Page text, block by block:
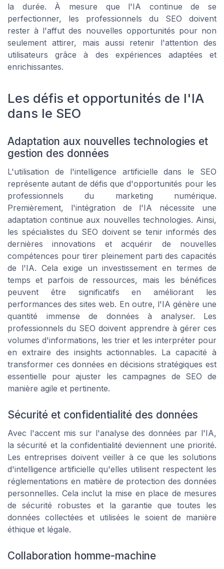
la durée. À mesure que l'IA continue de se
perfectionner, les professionnels du SEO doivent
rester à l'affut des nouvelles opportunités pour non
seulement attirer, mais aussi retenir l'attention des
utilisateurs grâce à des expériences adaptées et
enrichissantes.
Les défis et opportunités de l'IA
dans le SEO
Adaptation aux nouvelles technologies et
gestion des données
L'utilisation de l'intelligence artificielle dans le SEO
représente autant de défis que d'opportunités pour les
professionnels du marketing numérique.
Premièrement, l'intégration de l'IA nécessite une
adaptation continue aux nouvelles technologies. Ainsi,
les spécialistes du SEO doivent se tenir informés des
dernières innovations et acquérir de nouvelles
compétences pour tirer pleinement parti des capacités
de l'IA. Cela exige un investissement en termes de
temps et parfois de ressources, mais les bénéfices
peuvent être significatifs en améliorant les
performances des sites web. En outre, l'IA génère une
quantité immense de données à analyser. Les
professionnels du SEO doivent apprendre à gérer ces
volumes d'informations, les trier et les interpréter pour
en extraire des insights actionnables. La capacité à
transformer ces données en décisions stratégiques est
essentielle pour ajuster les campagnes de SEO de
manière agile et pertinente.
Sécurité et confidentialité des données
Avec l'accent mis sur l'analyse des données par l'IA,
la sécurité et la confidentialité deviennent une priorité.
Les entreprises doivent veiller à ce que les solutions
d'intelligence artificielle qu'elles utilisent respectent les
réglementations en matière de protection des données
personnelles. Cela inclut la mise en place de mesures
de sécurité robustes et la garantie que toutes les
données collectées et utilisées le soient de manière
éthique et légale.
Collaboration homme-machine